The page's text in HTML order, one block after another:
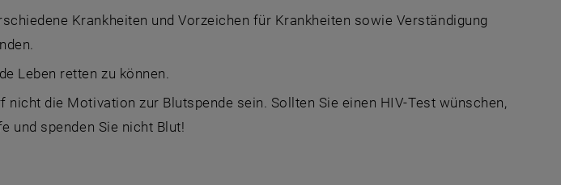
Krankheiten und Vorzeichen für Krankheiten sowie Verständigung
Leben retten zu können.
nicht die Motivation zur Blutspende sein. Sollten Sie einen HIV-Test wünschen,
und spenden Sie nicht Blut!